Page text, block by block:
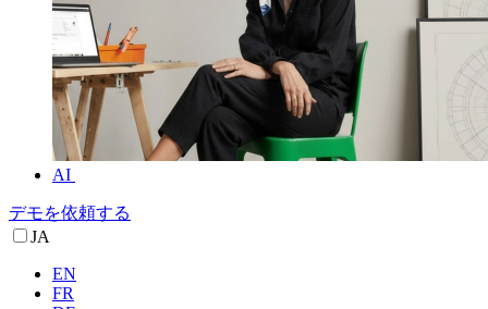
AI
デモを依頼する
JA
EN
FR